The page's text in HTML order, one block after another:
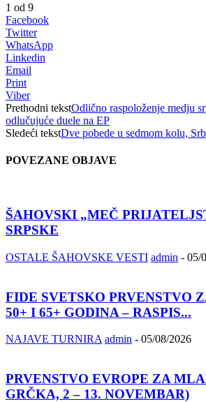
1 od 9
Facebook
Twitter
WhatsApp
Linkedin
Email
Print
Viber
Prethodni tekstOdlično raspoloženje medju
odlučujuće duele na EP
Sledeći tekstDve pobede u sedmom kolu,
POVEZANE OBJAVE
ŠAHOVSKI „MEČ
SRPSKE
OSTALE ŠAHOVSKE VESTI admin - 05/
FIDE SVETSKO PRVENSTVO
50+ I 65+ GODINA – RASPIS...
NAJAVE TURNIRA admin - 05/08/2026
PRVENSTVO EVROPE ZA
GRČKA, 2 – 13. NOVEMBAR)